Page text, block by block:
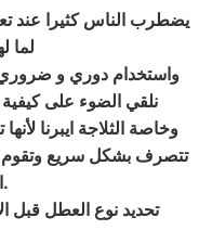
يضطرب الناس كثيرا عند
لما
واستخدام دوري و ضروري
نلقي الضوء على
وخاصة الثلاجة ايبرنا
تتصرف بشكل سريع وتقوم
.
تحديد نوع العطل قبل